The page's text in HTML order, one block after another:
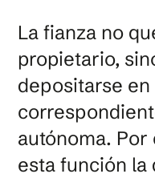
La fianza no
propietario,
depositarse
autónoma. Por
esta función la